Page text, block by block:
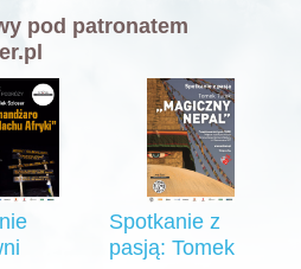
pod patronatem
Spotkanie z
pasją: Tomek